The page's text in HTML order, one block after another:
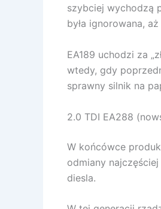
szybciej wychodzą
była ignorowana,
EA189 uchodzi za
wtedy, gdy
sprawny silnik na
2.0 TDI EA288
W końcówce
odmiany
diesla.